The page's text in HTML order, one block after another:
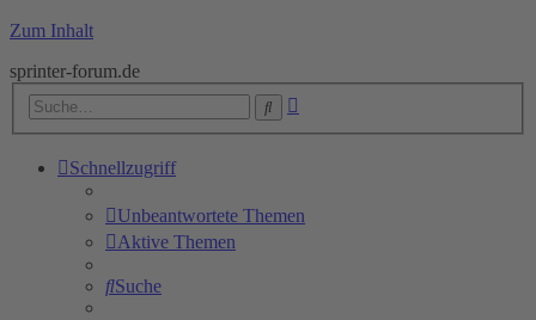
Zum Inhalt
sprinter-forum.de
Suche
Schnellzugriff
Unbeantwortete Themen
Aktive Themen
Suche